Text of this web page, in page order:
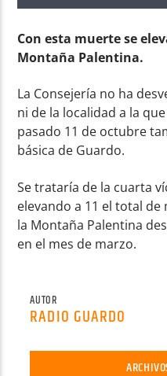
Radio AMGu
Con esta muerte se
Montaña Palentina.
La Consejería no ha
ni de la localidad a la
pasado 11 de octubre
básica de Guardo.
Se trataría de la cuarta
elevando a 11 el total
la Montaña Palentina
en el mes de marzo.
AUTOR
RADIO GUARDO